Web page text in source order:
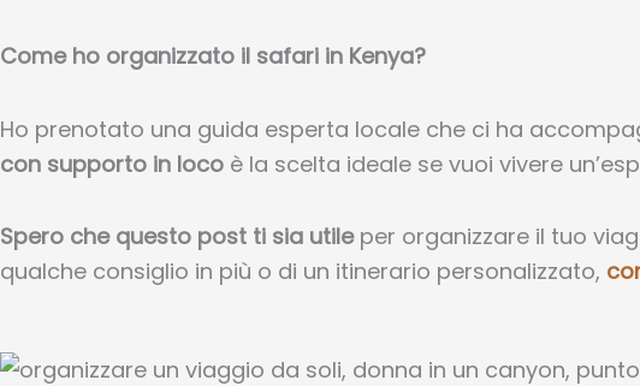
Come ho organizzato il safari in Kenya?
Ho prenotato una guida esperta locale che ci ha
con supporto in loco è la scelta ideale se vuoi vivere
Spero che questo post ti sia utileper organizzare il tuo
qualche consiglio in più o di un itinerario personalizzato,